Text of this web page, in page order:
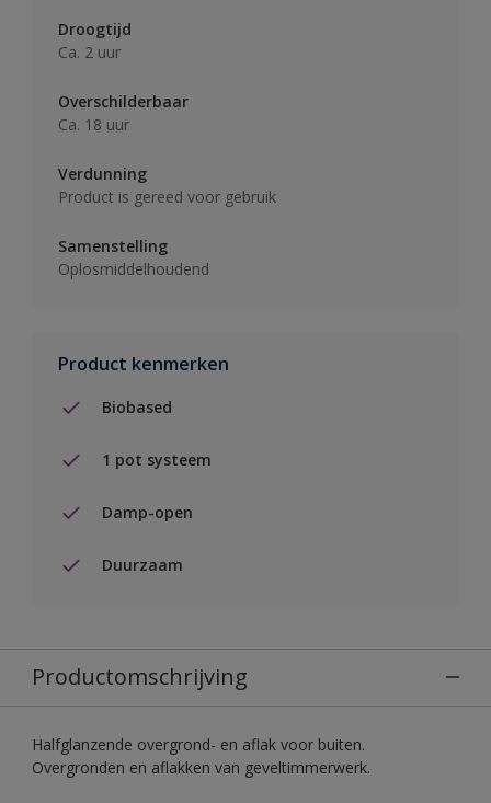
Droogtijd
Ca. 2 uur
Overschilderbaar
Ca. 18 uur
Verdunning
Product is gereed voor gebruik
Samenstelling
Oplosmiddelhoudend
Product kenmerken
Biobased
1 pot systeem
Damp-open
Duurzaam
Productomschrijving
Halfglanzende overgrond- en aflak voor buiten.
Overgronden en aflakken van geveltimmerwerk.